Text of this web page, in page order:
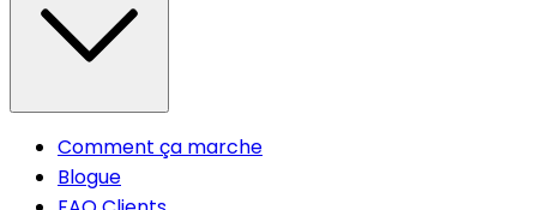
Comment ça marche
Blogue